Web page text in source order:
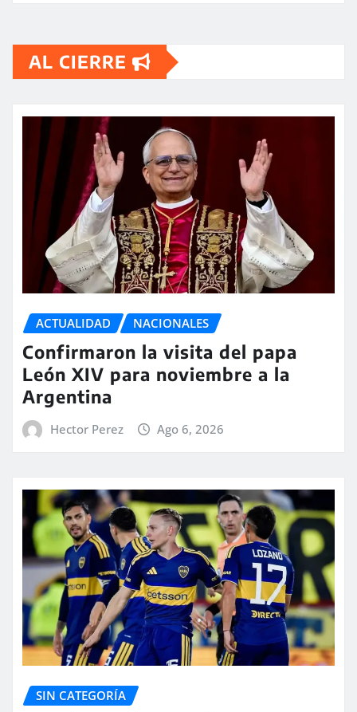
AL CIERRE
ACTUALIDAD NACIONALES
Confirmaron la visita del papa
León XIV para noviembre a la
Argentina
Hector Perez Ago 6, 2026
SIN CATEGORÍA